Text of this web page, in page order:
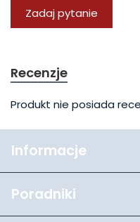
Zadaj pytanie
Recenzje
Produkt nie posiada
Informacje
Poradniki